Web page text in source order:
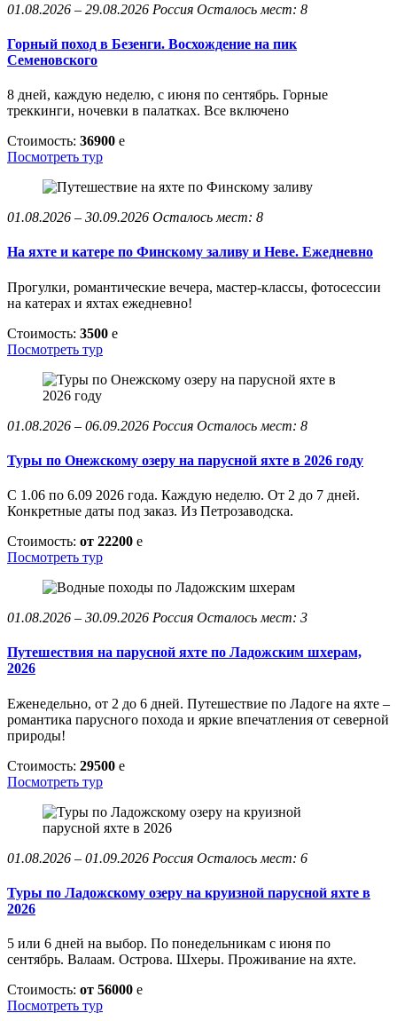
01.08.2026 – 29.08.2026 Россия Осталось мест: 8
Горный поход в Безенги. Восхождение на пик
Семеновского
8 дней, каждую неделю, с июня по сентябрь. Горные
треккинги, ночевки в палатках. Все включено
Стоимость: 36900 e
Посмотреть тур
01.08.2026 – 30.09.2026 Осталось мест: 8
На яхте и катере по Финскому заливу и Неве. Ежедневно
Прогулки, романтические вечера, мастер-классы, фотосессии
на катерах и яхтах ежедневно!
Стоимость: 3500 e
Посмотреть тур
01.08.2026 – 06.09.2026 Россия Осталось мест: 8
Туры по Онежскому озеру на парусной яхте в 2026 году
С 1.06 по 6.09 2026 года. Каждую неделю. От 2 до 7 дней.
Конкретные даты под заказ. Из Петрозаводска.
Стоимость: от 22200 e
Посмотреть тур
01.08.2026 – 30.09.2026 Россия Осталось мест: 3
Путешествия на парусной яхте по Ладожским шхерам,
2026
Еженедельно, от 2 до 6 дней. Путешествие по Ладоге на яхте –
романтика парусного похода и яркие впечатления от северной
природы!
Стоимость: 29500 e
Посмотреть тур
01.08.2026 – 01.09.2026 Россия Осталось мест: 6
Туры по Ладожскому озеру на круизной парусной яхте в
2026
5 или 6 дней на выбор. По понедельникам с июня по
сентябрь. Валаам. Острова. Шхеры. Проживание на яхте.
Стоимость: от 56000 e
Посмотреть тур